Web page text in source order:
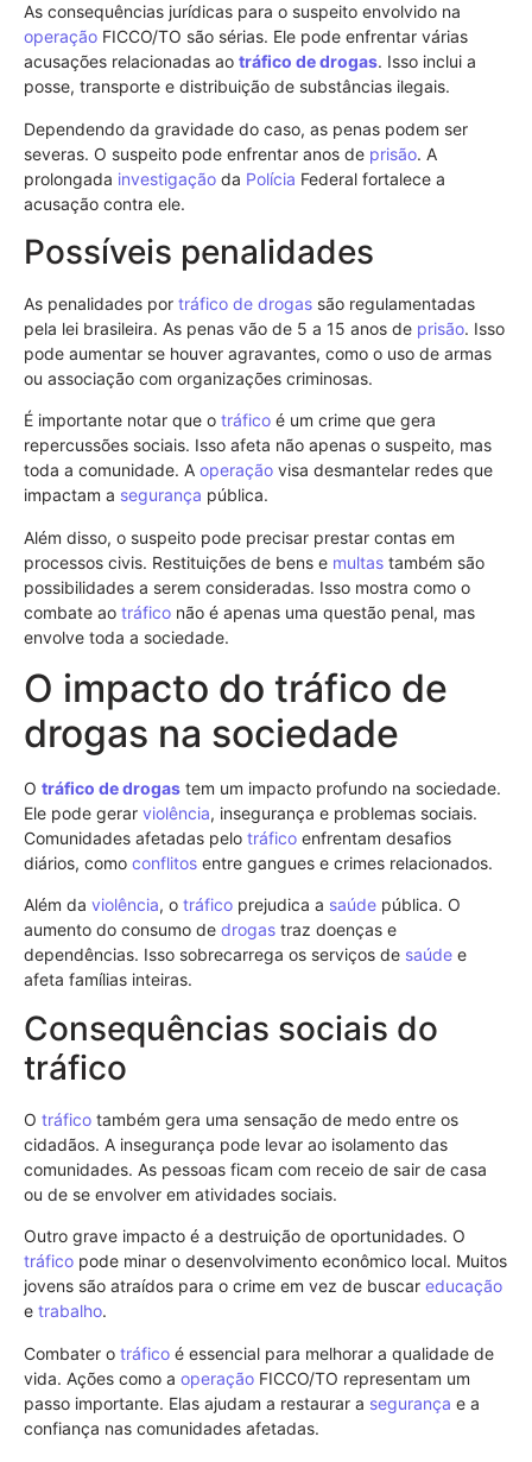
As consequências jurídicas para o suspeito envolvido na
operação FICCO/TO são sérias. Ele pode enfrentar várias
acusações relacionadas ao tráfico de drogas. Isso inclui a
posse, transporte e distribuição de substâncias ilegais.
Dependendo da gravidade do caso, as penas podem ser
severas. O suspeito pode enfrentar anos de prisão. A
prolongada investigação da Polícia Federal fortalece a
acusação contra ele.
Possíveis penalidades
As penalidades por tráfico de drogas são regulamentadas
pela lei brasileira. As penas vão de 5 a 15 anos de prisão. Isso
pode aumentar se houver agravantes, como o uso de armas
ou associação com organizações criminosas.
É importante notar que o tráfico é um crime que gera
repercussões sociais. Isso afeta não apenas o suspeito, mas
toda a comunidade. A operação visa desmantelar redes que
impactam a segurança pública.
Além disso, o suspeito pode precisar prestar contas em
processos civis. Restituições de bens e multas também são
possibilidades a serem consideradas. Isso mostra como o
combate ao tráfico não é apenas uma questão penal, mas
envolve toda a sociedade.
O impacto do tráfico de
drogas na sociedade
O tráfico de drogas tem um impacto profundo na sociedade.
Ele pode gerar violência, insegurança e problemas sociais.
Comunidades afetadas pelo tráfico enfrentam desafios
diários, como conflitos entre gangues e crimes relacionados.
Além da violência, o tráfico prejudica a saúde pública. O
aumento do consumo de drogas traz doenças e
dependências. Isso sobrecarrega os serviços de saúde e
afeta famílias inteiras.
Consequências sociais do
tráfico
O tráfico também gera uma sensação de medo entre os
cidadãos. A insegurança pode levar ao isolamento das
comunidades. As pessoas ficam com receio de sair de casa
ou de se envolver em atividades sociais.
Outro grave impacto é a destruição de oportunidades. O
tráfico pode minar o desenvolvimento econômico local. Muitos
jovens são atraídos para o crime em vez de buscar educação
e trabalho.
Combater o tráfico é essencial para melhorar a qualidade de
vida. Ações como a operação FICCO/TO representam um
passo importante. Elas ajudam a restaurar a segurança e a
confiança nas comunidades afetadas.